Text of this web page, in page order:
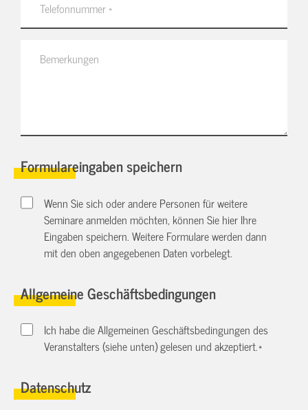
Formulareingaben speichern
Wenn Sie sich oder andere Personen für weitere
Seminare anmelden möchten, können Sie hier Ihre
Eingaben speichern. Weitere Formulare werden dann
mit den oben angegebenen Daten vorbelegt.
Allgemeine Geschäftsbedingungen
Ich habe die Allgemeinen Geschäftsbedingungen des
Veranstalters (siehe unten) gelesen und akzeptiert.*
Datenschutz